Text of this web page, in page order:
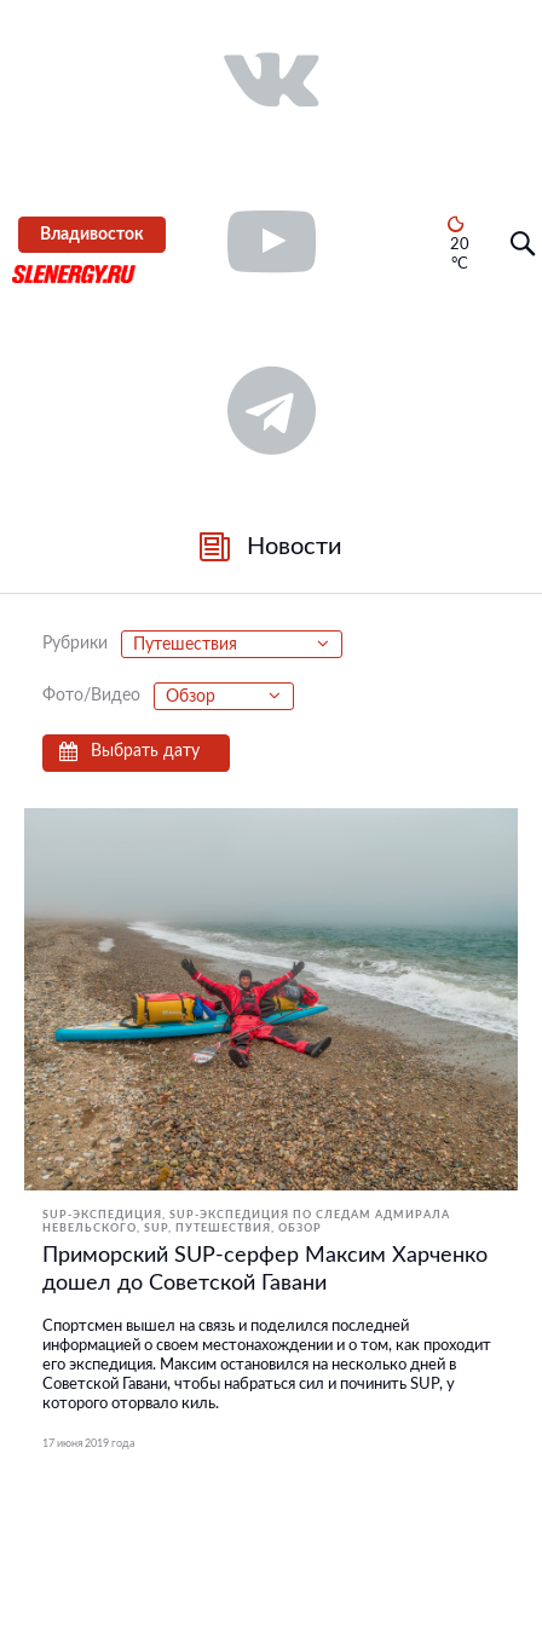
Владивосток
20
°C
Новости
Рубрики Путешествия
Фото/Видео Обзор
Выбрать дату
SUP-ЭКСПЕДИЦИЯ
SUP-ЭКСПЕДИЦИЯ ПО СЛЕДАМ АДМИРАЛА
НЕВЕЛЬСКОГО
SUP ПУТЕШЕСТВИЯ ОБЗОР
Приморский SUP-серфер Максим Харченко
дошел до Советской Гавани
Спортсмен вышел на связь и поделился последней
информацией о своем местонахождении и о том, как проходит
его экспедиция. Максим остановился на несколько дней в
Советской Гавани, чтобы набраться сил и починить SUP, у
которого оторвало киль.
17 июня 2019 года